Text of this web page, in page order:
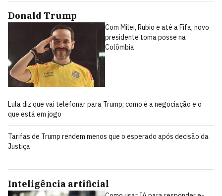
Donald Trump
Com Milei, Rubio e até a Fifa, novo
presidente toma posse na
Colômbia
Lula diz que vai telefonar para Trump; como é a negociação e o
que está em jogo
Tarifas de Trump rendem menos que o esperado após decisão da
Justiça
Inteligência artificial